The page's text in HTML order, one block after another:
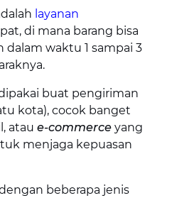
layanan
di mana barang bisa
dalam waktu 1 sampai 3
buat pengiriman
kota), cocok banget
atau e-commerceyang
menjaga kepuasan
beberapa jenis